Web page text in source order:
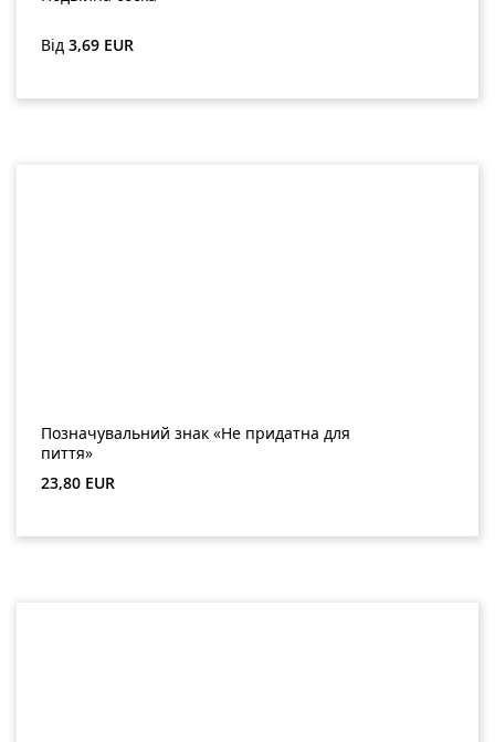
Звичайна ціна:
Від 3,69 EUR
Позначувальний знак «Не придатна для
пиття»
Звичайна ціна:
23,80 EUR